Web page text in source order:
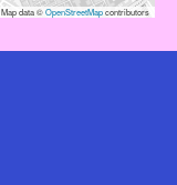
Map data ©OpenStreetMapcontributors